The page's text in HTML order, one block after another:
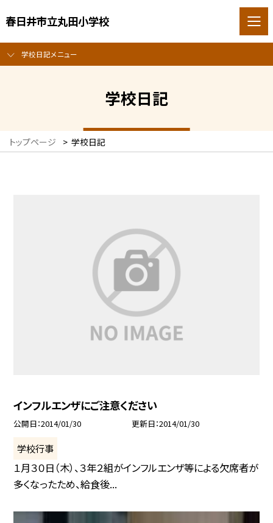
春日井市立丸田小学校
学校日記メニュー
学校日記
トップページ > 学校日記
インフルエンザにご注意ください
公開日 2014/01/30 更新日 2014/01/30
学校行事
１月３０日（木）、３年２組がインフルエンザ等による欠席者が
多くなったため、給食後...